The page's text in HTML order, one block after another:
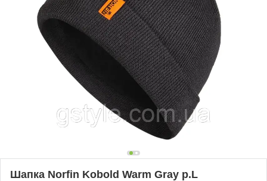
Шапка Norfin Kobold Warm Gray р.L